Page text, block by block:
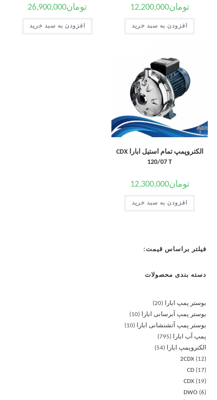
تومان12,200,000
افزودن به سبد خرید
تومان26,900,000
افزودن به سبد خرید
الکتروپمپ تمام استیل ابارا CDX
120/07 T
تومان12,300,000
افزودن به سبد خرید
فیلتر براساس قیمت:
دسته بندی محصولات
بوستر پمپ ابارا
20
بوستر پمپ آبرسانی ابارا
10
بوستر پمپ آتشنشانی ابارا
10
پمپ آب ابارا
795
الکتروپمپ ابارا
54
2CDX
12
CD
17
CDX
19
DWO
6